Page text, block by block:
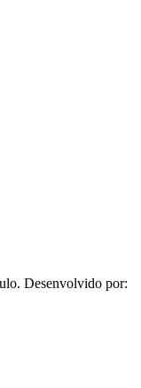
Desenvolvido por: